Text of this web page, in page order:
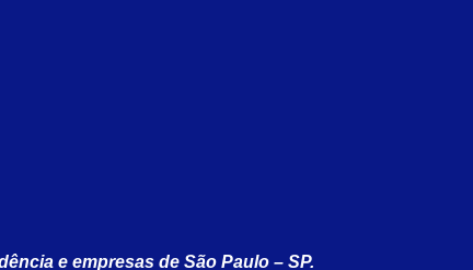
e empresas de São Paulo – SP.